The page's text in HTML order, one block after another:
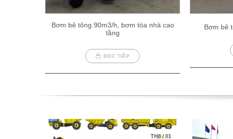
Bơm bê tông 90m3/h, bơm tòa nhà cao
tầng
ĐỌC TIẾP
Bơm bê
TH8/01